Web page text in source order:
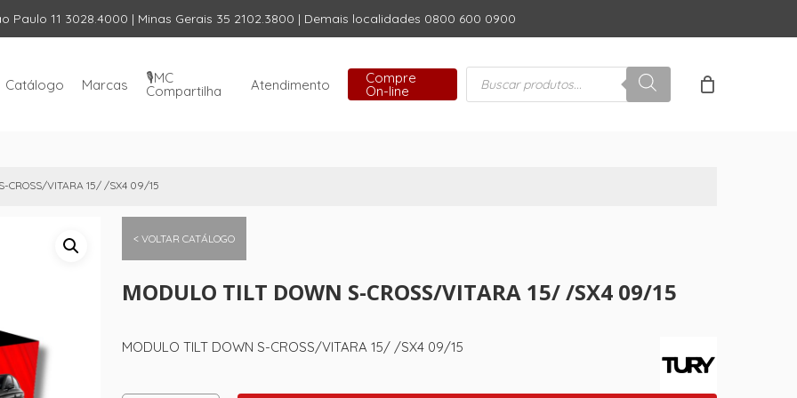
Paulo 11 3028.4000 | Minas Gerais 35 2102.3800 | Demais localidades 0800 600 0900
Catálogo Marcas 🎙️MC
Compartilha Atendimento Compre
On-line
Pesquisar
produtos
Carrinho Close
CROSS/VITARA 15/ /SX4 09/15
< VOLTAR CATÁLOGO
MODULO TILT DOWN S-CROSS/VITARA 15/ /SX4 09/15
MODULO TILT DOWN S-CROSS/VITARA 15/ /SX4 09/15